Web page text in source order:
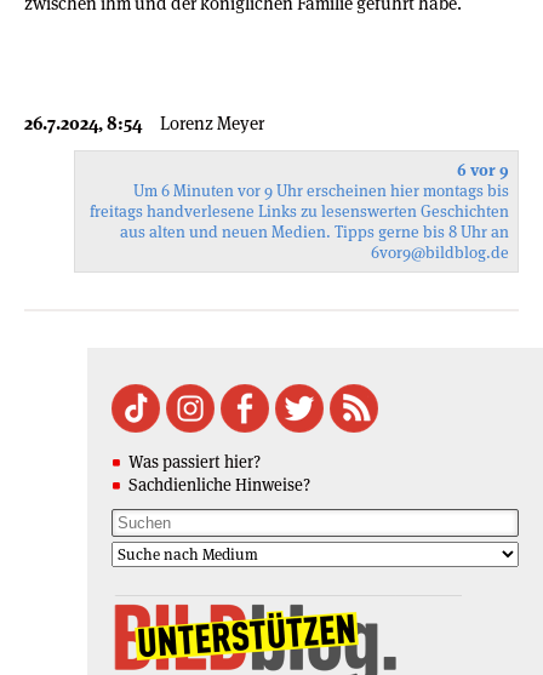
26.7.2024, 8:54 Lorenz Meyer
6 vor 9
Um 6 Minuten vor 9 Uhr erscheinen hier montags bis
freitags handverlesene Links zu lesenswerten Geschichten
aus alten und neuen Medien. Tipps gerne bis 8 Uhr an
6vor9@bildblog.de
Was passiert hier?
Sachdienliche Hinweise?